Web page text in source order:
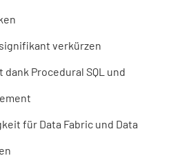
verkürzen
Procedural SQL und
für Data Fabric und Data